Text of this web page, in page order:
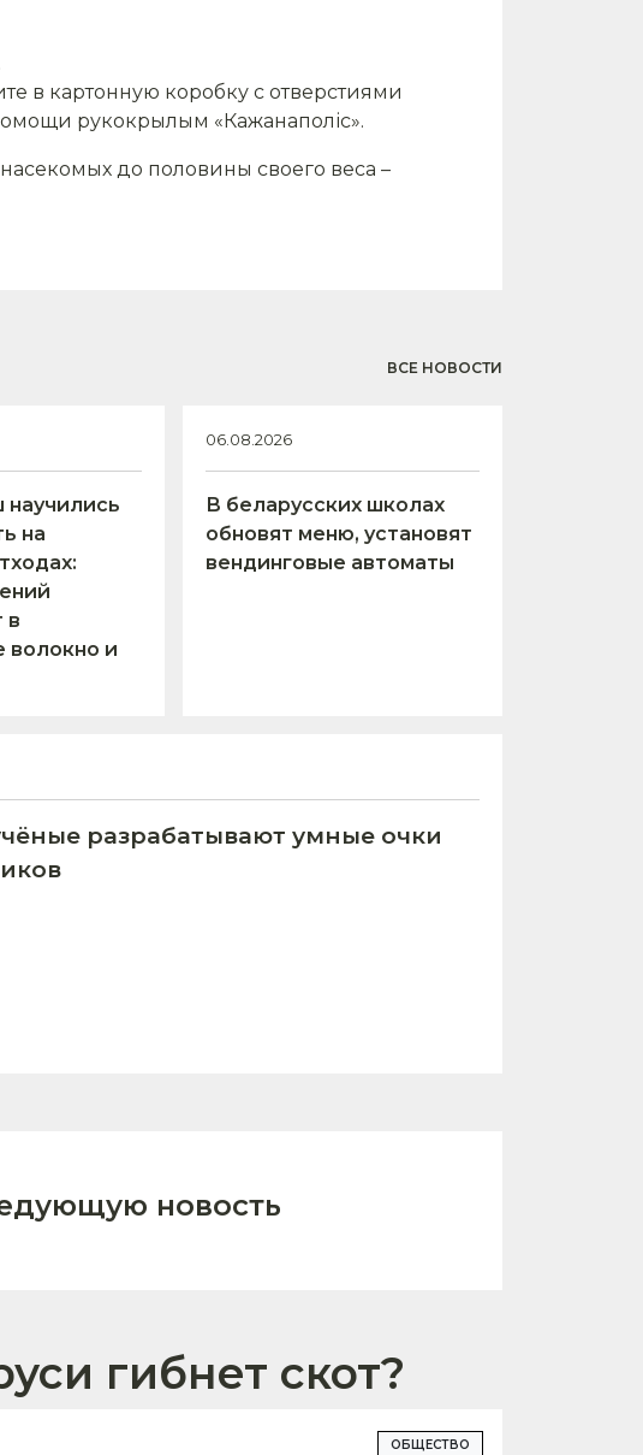
в картонную коробку с отверстиями
рукокрылым «Кажанаполіс».
до половины своего веса –
ВСЕ НОВОСТИ
научились
на
в
волокно и
06.08.2026
В беларусских школах
обновят меню, установят
вендинговые автоматы
разрабатывают умные очки
новость
гибнет скот?
ОБЩЕСТВО